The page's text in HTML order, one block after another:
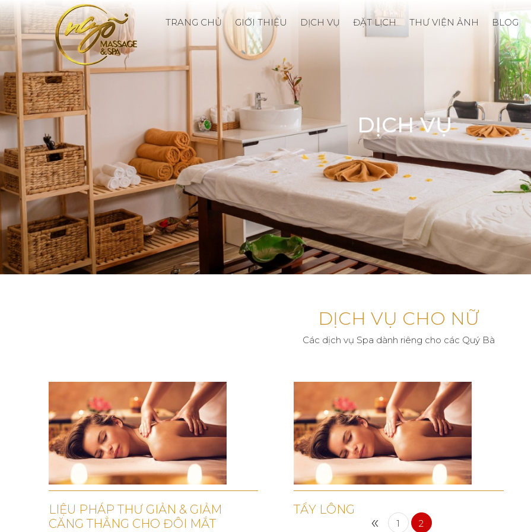
TRANG CHỦ GIỚI THIỆU DỊCH VỤ ĐẶT LỊCH THƯ VIỆN ẢNH BLOG
DỊCH VỤ
DỊCH VỤ CHO NỮ
Các dịch vụ Spa dành riêng cho các Quý Bà
LIỆU PHÁP THƯ GIẢN & GIẢM
CĂNG THẲNG CHO ĐÔI MẮT
TẨY LÔNG
« 1 2